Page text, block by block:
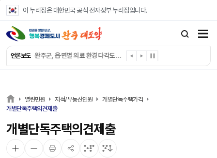
이 누리집은 대한민국 공식 전자정부 누리집입니다.
언론보도
완주군, ‘수의계약 총량제’ 개편 운영
완주군 청소년, 초록우산 지원으로 치과 치료
완주군, 읍·면별 의료 환경 다각도 진단한다
완주군, 모바일 헬스케어 “내 건강 변화 직접 확인”
전북은행, 완주군에 ‘시원키트’ 60세트 기탁
유희태 완주군수, 친환경 농업인 현장 목소리 경청
열린민원 지적/부동산민원
개별단독주택가격
개별단독주택의견제출
개별단독주택의견제출